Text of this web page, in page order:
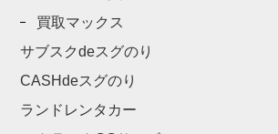
買取マックス
サブスクdeスグのり
CASHdeスグのり
ランドレンタカー